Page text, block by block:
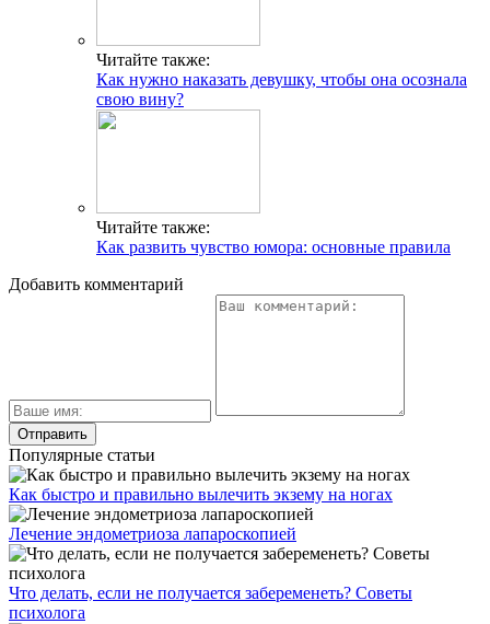
Читайте также:
Как нужно наказать девушку, чтобы она осознала
свою вину?
Читайте также:
Как развить чувство юмора: основные правила
Добавить комментарий
Популярные статьи
Как быстро и правильно вылечить экзему на ногах
Лечение эндометриоза лапароскопией
Что делать, если не получается забеременеть? Советы
психолога